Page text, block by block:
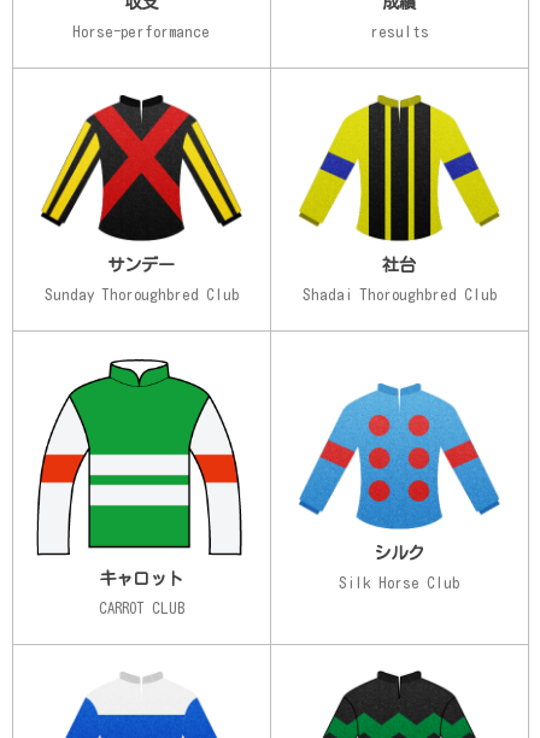
Horse-performance results
サンデー
Sunday Thoroughbred Club
社台
Shadai Thoroughbred Club
キャロット
CARROT CLUB
シルク
Silk Horse Club